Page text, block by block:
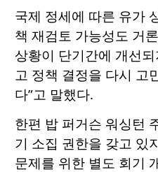
국제 정세에 따른 유가
책 재검토 가능성도 거
상황이 단기간에 개선
고 정책 결정을 다시 고
다”고 말했다.
한편 밥 퍼거슨 워싱턴
기 소집 권한을 갖고 있
문제를 위한 별도 회기